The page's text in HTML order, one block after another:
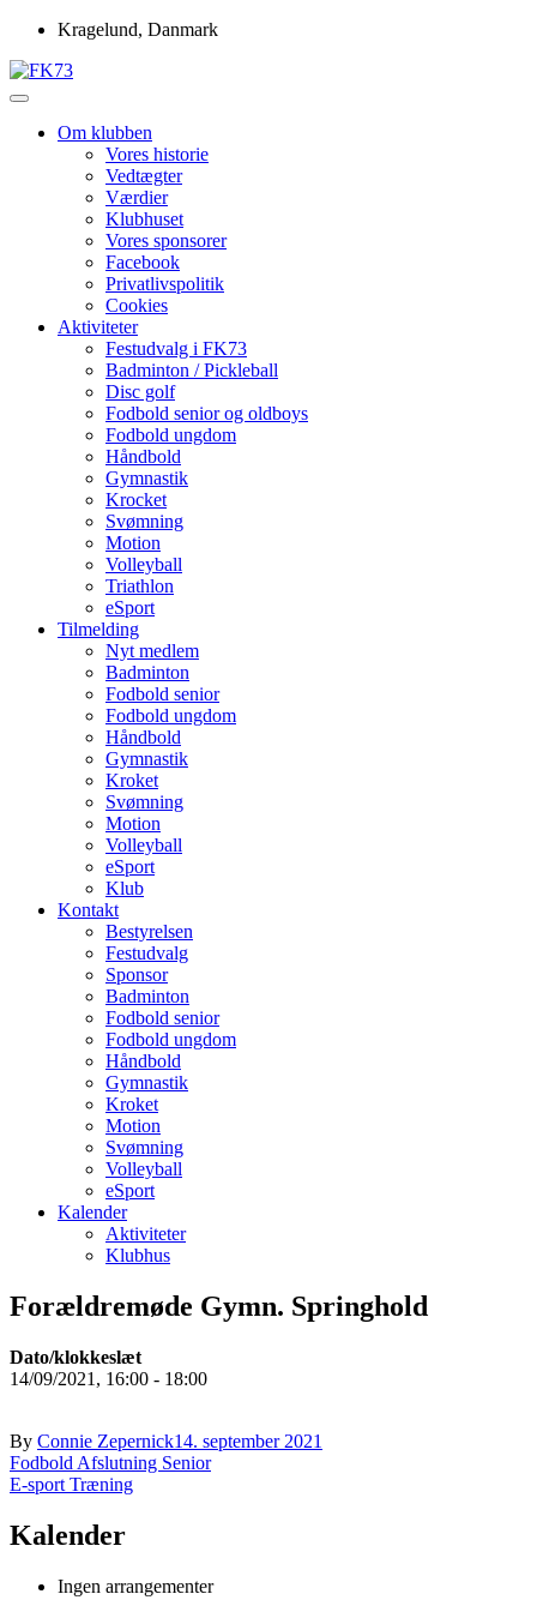
Skip
content
Kragelund, Danmark
FK73
Om klubben
Vores historie
Vedtægter
Værdier
Klubhuset
Vores sponsorer
Facebook
Privatlivspolitik
Cookies
Aktiviteter
Festudvalg i FK73
Badminton / Pickleball
Disc golf
Fodbold senior og oldboys
Fodbold ungdom
Håndbold
Gymnastik
Krocket
Svømning
Motion
Volleyball
Triathlon
eSport
Tilmelding
Nyt medlem
Badminton
Fodbold senior
Fodbold ungdom
Håndbold
Gymnastik
Kroket
Svømning
Motion
Volleyball
eSport
Klub
Kontakt
Bestyrelsen
Festudvalg
Sponsor
Badminton
Fodbold senior
Fodbold ungdom
Håndbold
Gymnastik
Kroket
Motion
Svømning
Volleyball
eSport
Kalender
Aktiviteter
Klubhus
Forældremøde Gymn. Springhold
Dato/klokkeslæt
14/09/2021, 16:00 - 18:00
By Connie Zepernick14. september 2021
Indlægsnavigation
Fodbold Afslutning Senior
E-sport Træning
Kalender
Ingen arrangementer